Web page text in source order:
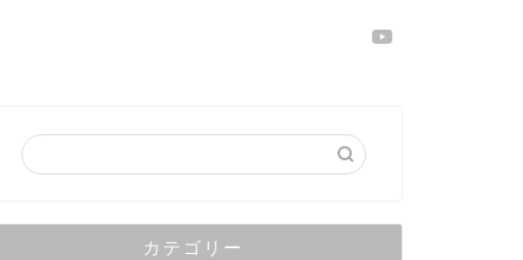
カテゴリー